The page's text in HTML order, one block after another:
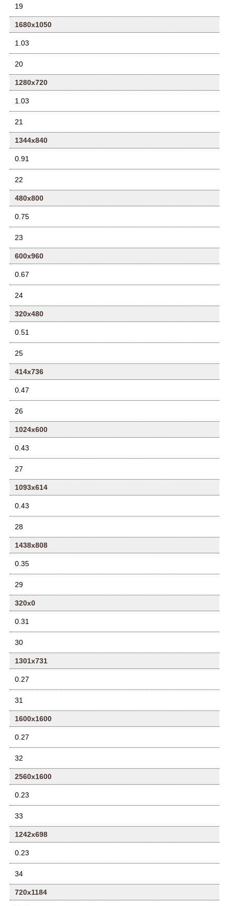
19
1680x1050
1.03
20
1280x720
1.03
21
1344x840
0.91
22
480x800
0.75
23
600x960
0.67
24
320x480
0.51
25
414x736
0.47
26
1024x600
0.43
27
1093x614
0.43
28
1438x808
0.35
29
320x0
0.31
30
1301x731
0.27
31
1600x1600
0.27
32
2560x1600
0.23
33
1242x698
0.23
34
720x1184